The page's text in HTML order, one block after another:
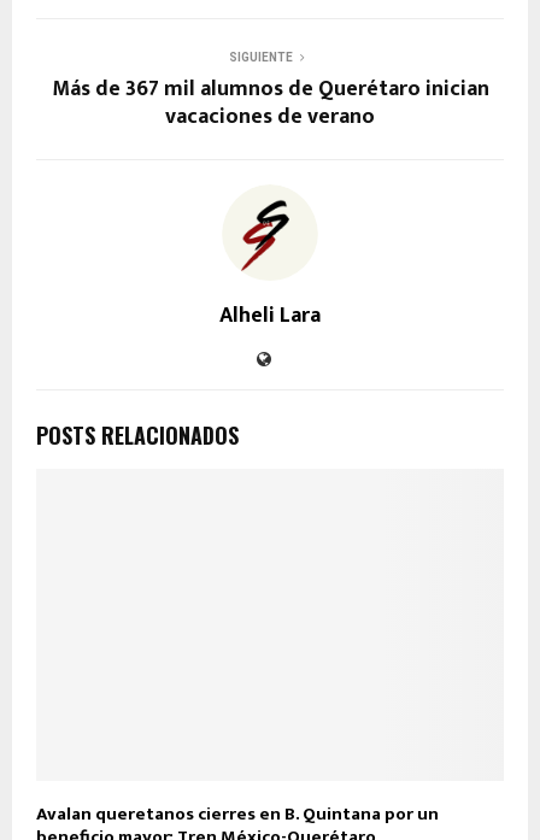
SIGUIENTE
Más de 367 mil alumnos de Querétaro inician
vacaciones de verano
Alheli Lara
POSTS RELACIONADOS
Avalan queretanos cierres en B. Quintana por un